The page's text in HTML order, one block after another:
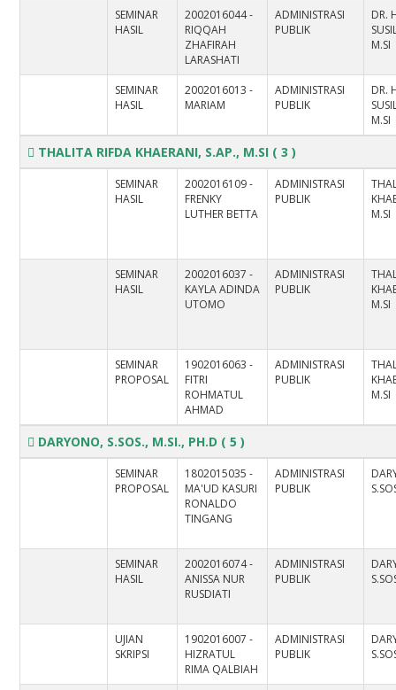
SEMINAR
HASIL
2002016044 -
RIQQAH
ZHAFIRAH
LARASHATI
ADMINISTRASI
PUBLIK
DR.
M.SI
SEMINAR
HASIL
2002016013 -
MARIAM
ADMINISTRASI
PUBLIK
DR.
M.SI
THALITA RIFDA KHAERANI, S.AP., M.SI ( 3 )
SEMINAR
HASIL
2002016109 -
FRENKY
LUTHER BETTA
ADMINISTRASI
PUBLIK
M.SI
SEMINAR
HASIL
2002016037 -
KAYLA ADINDA
UTOMO
ADMINISTRASI
PUBLIK
M.SI
SEMINAR
PROPOSAL
1902016063 -
FITRI
ROHMATUL
AHMAD
ADMINISTRASI
PUBLIK
M.SI
DARYONO, S.SOS., M.SI., PH.D ( 5 )
SEMINAR
PROPOSAL
1802015035 -
MA'UD KASURI
RONALDO
TINGANG
ADMINISTRASI
PUBLIK
SEMINAR
HASIL
2002016074 -
ANISSA NUR
RUSDIATI
ADMINISTRASI
PUBLIK
UJIAN
SKRIPSI
1902016007 -
HIZRATUL
RIMA QALBIAH
ADMINISTRASI
PUBLIK